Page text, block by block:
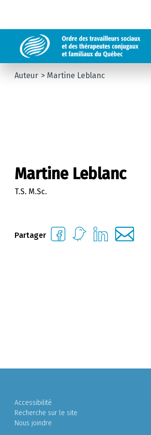
Auteur Martine Leblanc
Martine Leblanc
T.S. M.Sc.
Partager
Accessibilité
Recherche sur le site
Nous joindre